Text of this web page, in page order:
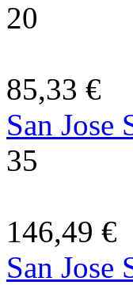
20
85,33 €
San Jose
35
146,49 €
San